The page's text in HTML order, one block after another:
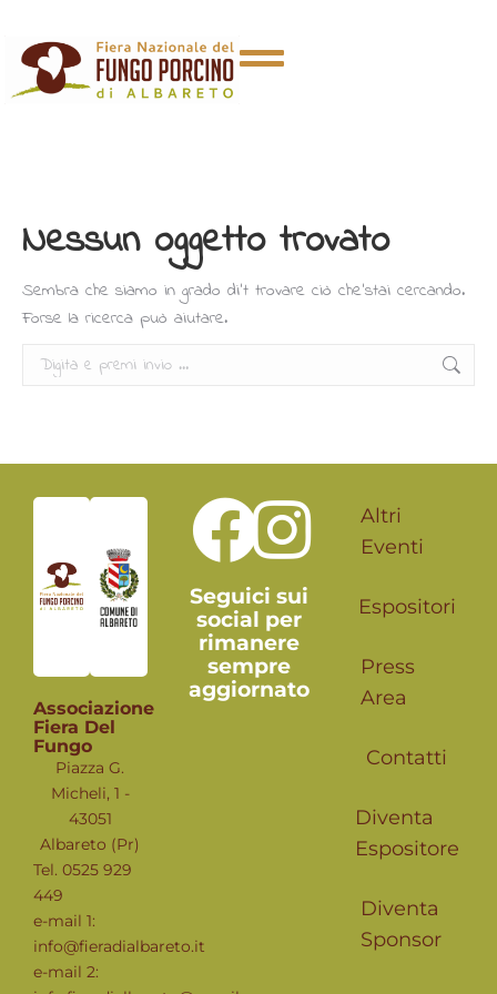
Nessun oggetto trovato
Sembra che siamo in grado di’t trovare ciò che’stai cercando.
Forse la ricerca può aiutare.
Associazione
Fiera Del
Fungo
Piazza G.
Micheli, 1 -
43051
Albareto (Pr)
Tel. 0525 929
449
e-mail 1:
info@fieradialbareto.it
e-mail 2:
Seguici sui
social per
rimanere
sempre
aggiornato
Altri
Eventi
Espositori
Press
Area
Contatti
Diventa
Espositore
Diventa
Sponsor